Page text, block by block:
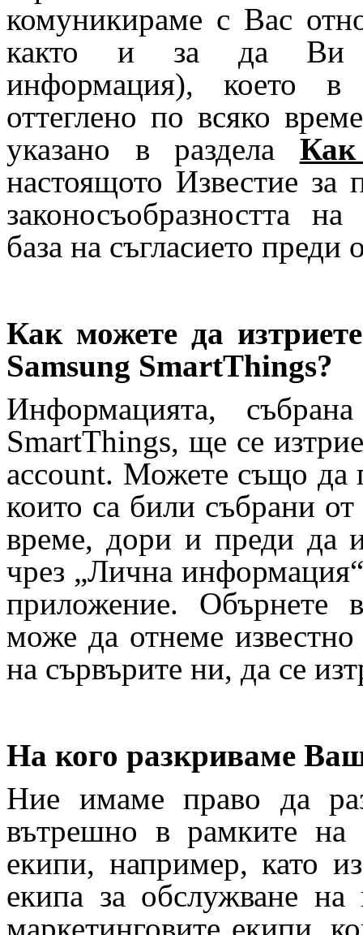
комуникираме с Вас
както и за да Ви
информация), което
оттеглено по всяко
указано в раздела
настоящото Известие за
законосъобразността
база на съгласието преди
Как можете да
Samsung SmartThings?
Информацията,
SmartThings, ще се
account. Можете също да
които са били събрани
време, дори и преди да
чрез „Лична
приложение. Обърнете
може да отнеме
на сървърите ни, да се
На кого разкриваме
Ние имаме право да
вътрешно в рамките на
екипи, например, като
екипа за обслужване
маркетинговите екипи,